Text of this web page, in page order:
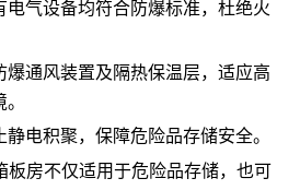
电气设备均符合防爆标准，杜绝火
爆通风装置及隔热保温层，适应高
电积聚，保障危险品存储安全。
板房不仅适用于危险品存储，也可